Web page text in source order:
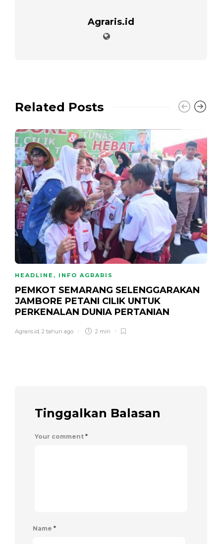
Agraris.id
Related Posts
HEADLINE , INFO AGRARIS
PEMKOT SEMARANG SELENGGARAKAN
JAMBORE PETANI CILIK UNTUK
PERKENALAN DUNIA PERTANIAN
Agraris.id, 2 tahun ago 2 min
Tinggalkan Balasan
Your comment *
Name *